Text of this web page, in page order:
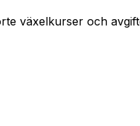
växelkurser och